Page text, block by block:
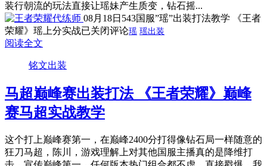
装行朝流的玩法直接让瑶妹产生质变，钻石摇...
08月18日 543国服”瑶”出装打法教学 《王者
荣耀》瑶上分实战已关闭评论瑶 瑶出装
阅读全文
铭文出装
马超巅峰赛出装打法 《王者荣耀》巅峰
赛马超实战教学
这个打上巅峰赛第一，在巅峰2400分打得像钻石局一样随意的
狂刀马超，陈川，游戏理解上对其他国服主播真的是降维打